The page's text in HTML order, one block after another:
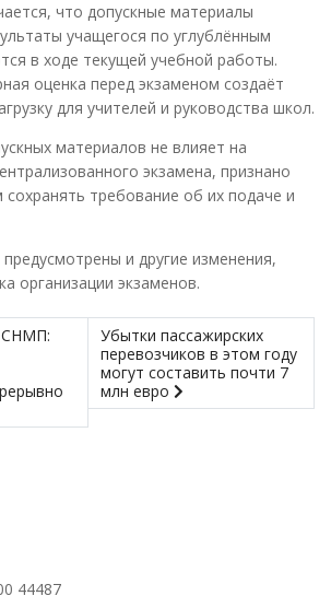
что допускные материалы
учащегося по углублённым
в ходе текущей учебной работы.
оценка перед экзаменом создаёт
для учителей и руководства школ.
материалов не влияет на
экзамена, признано
требование об их подаче и
и другие изменения,
организации экзаменов.
СНМП:
Убытки пассажирских
перевозчиков в этом году
могут составить почти 7
млн евро
44487